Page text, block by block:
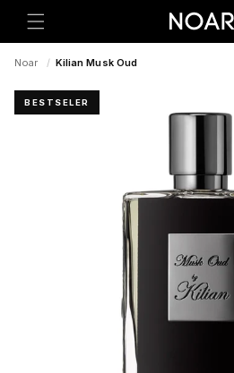
na
Noar / Kilian Musk Oud
BESTSELER